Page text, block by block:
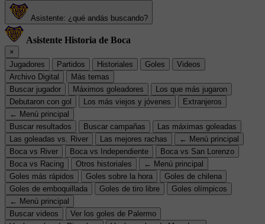
Asistente: ¿qué andás buscando?
Asistente Historia de Boca
×
Jugadores
Partidos Historiales Goles
Videos
Archivo Digital
Más temas
Buscar jugador
Máximos goleadores
Los que más jugaron
Debutaron con gol
Los más viejos y jóvenes
Extranjeros
← Menú principal
Buscar resultados
Buscar campañas
Las máximas goleadas
Las goleadas vs. River
Las mejores rachas
← Menú principal
Boca vs River
Boca vs Independiente
Boca vs San Lorenzo
Boca vs Racing
Otros historiales
← Menú principal
Goles más rápidos
Goles sobre la hora
Goles de chilena
Goles de emboquillada
Goles de tiro libre
Goles olímpicos
← Menú principal
Buscar videos
Ver los goles de Palermo